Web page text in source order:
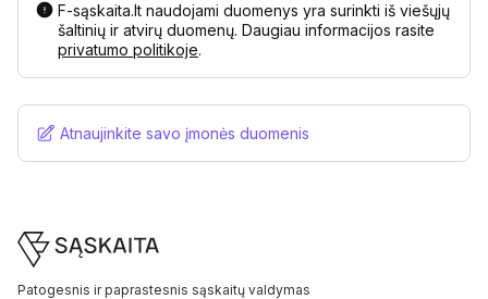
F-sąskaita.lt naudojami duomenys yra surinkti iš viešųjų
šaltinių ir atvirų duomenų. Daugiau informacijos rasite
privatumo politikoje.
Atnaujinkite savo įmonės duomenis
Footer
Patogesnis ir paprastesnis sąskaitų valdymas